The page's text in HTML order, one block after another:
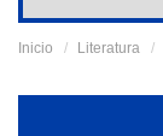
Inicio Literatura